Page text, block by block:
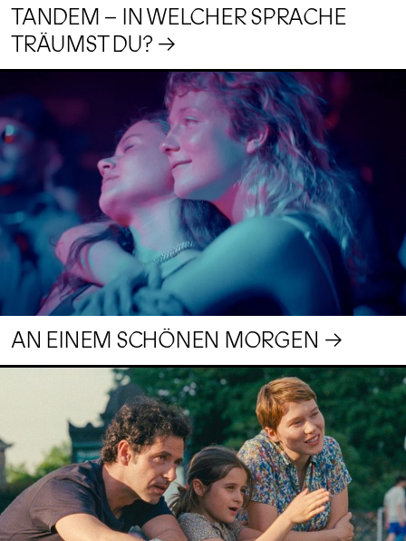
TANDEM – IN WELCHER SPRACHE
TRÄUMST DU?
AN EINEM SCHÖNEN MORGEN